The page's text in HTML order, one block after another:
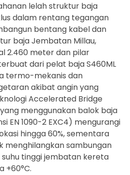
lelah struktur baja
dalam rentang tegangan
bentang kabel dan
baja Jembatan Millau,
2.460 meter dan pilar
dari pelat baja S460ML
termo-mekanis dan
akibat angin yang
Accelerated Bridge
menggunakan balok baja
EN 1090-2 EXC4) mengurangi
hingga 60%, sementara
menghilangkan sambungan
suhu tinggi jembatan kereta
+60°C.